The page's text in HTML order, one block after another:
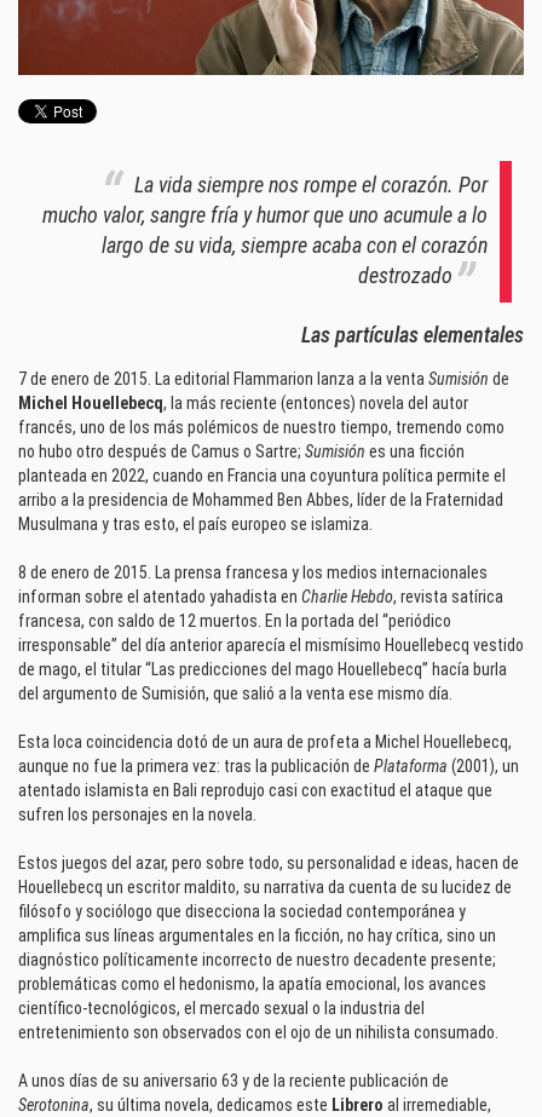
La vida siempre nos rompe el corazón. Por
mucho valor, sangre fría y humor que uno acumule a lo
largo de su vida, siempre acaba con el corazón
destrozado
Las partículas elementales
7 de enero de 2015. La editorial Flammarion lanza a la ventaSumisión de
Michel Houellebecq, la más reciente (entonces) novela del autor
francés, uno de los más polémicos de nuestro tiempo, tremendo como
no hubo otro después de Camus o Sartre; Sumisión es una ficción
planteada en 2022, cuando en Francia una coyuntura política permite el
arribo a la presidencia de Mohammed Ben Abbes, líder de la Fraternidad
Musulmana y tras esto, el país europeo se islamiza.
8 de enero de 2015. La prensa francesa y los medios internacionales
informan sobre el atentado yahadista en Charlie Hebdo, revista satírica
francesa, con saldo de 12 muertos. En la portada del “periódico
irresponsable” del día anterior aparecía el mismísimo Houellebecq vestido
de mago, el titular “Las predicciones del mago Houellebecq” hacía burla
del argumento de Sumisión, que salió a la venta ese mismo día.
Esta loca coincidencia dotó de un aura de profeta a Michel Houellebecq,
aunque no fue la primera vez: tras la publicación de Plataforma (2001), un
atentado islamista en Bali reprodujo casi con exactitud el ataque que
sufren los personajes en la novela.
Estos juegos del azar, pero sobre todo, su personalidad e ideas, hacen de
Houellebecq un escritor maldito, su narrativa da cuenta de su lucidez de
filósofo y sociólogo que disecciona la sociedad contemporánea y
amplifica sus líneas argumentales en la ficción, no hay crítica, sino un
diagnóstico políticamente incorrecto de nuestro decadente presente;
problemáticas como el hedonismo, la apatía emocional, los avances
científico-tecnológicos, el mercado sexual o la industria del
entretenimiento son observados con el ojo de un nihilista consumado.
A unos días de su aniversario 63 y de la reciente publicación de
Serotonina, su última novela, dedicamos este Librero al irremediable,